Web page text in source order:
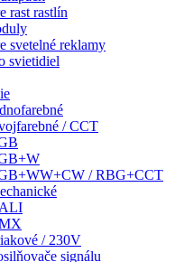
rast rastlín
svetelné reklamy
svietidiel
/ CCT
/ RBG+CCT
/ 230V
signálu